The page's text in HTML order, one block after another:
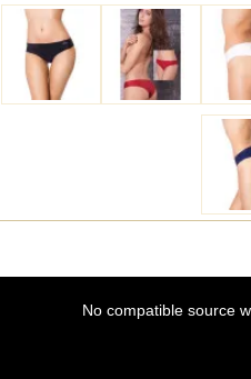
No compatible source